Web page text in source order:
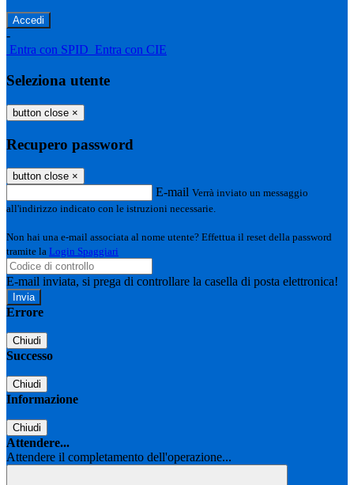
-
Entra con SPID Entra con CIE
Seleziona utente
button close ×
Recupero password
button close ×
E-mail Verrà inviato un messaggio
all'indirizzo indicato con le istruzioni necessarie.
Non hai una e-mail associata al nome utente? Effettua il reset della password
tramite la Login Spaggiari
E-mail inviata, si prega di controllare la casella di posta elettronica!
Errore
Chiudi
Successo
Chiudi
Informazione
Chiudi
Attendere...
Attendere il completamento dell'operazione...